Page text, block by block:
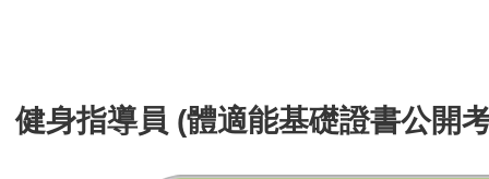
健身指導員 (體適能基礎證書公開